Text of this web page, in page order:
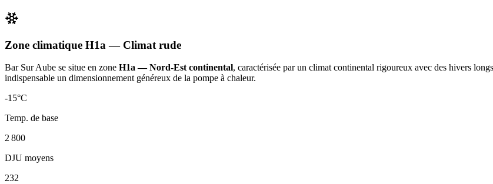
Zone climatique H1a — Climat rude
Bar Sur Aube se situe en zone H1a — Nord-Est continental, caractérisée par un climat continental rigoureux avec des hivers
indispensable un dimensionnement généreux de la pompe à chaleur.
-15°C
Temp. de base
2 800
DJU moyens
232